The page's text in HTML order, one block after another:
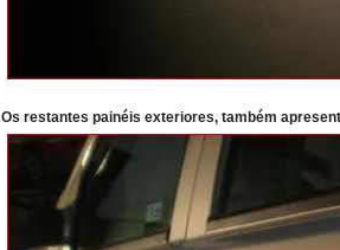
Os restantes painéis exteriores, também